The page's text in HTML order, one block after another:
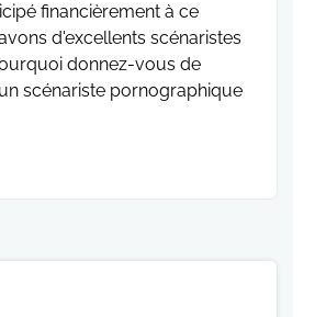
financièrement à ce
d'excellents scénaristes
donnez-vous de
scénariste pornographique